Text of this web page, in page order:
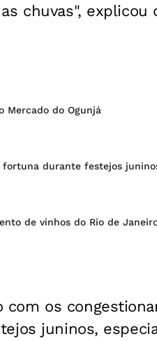
chuvas", explicou
Mercado do Ogunjá
fortuna durante festejos
de vinhos do Rio de
os
juninos,